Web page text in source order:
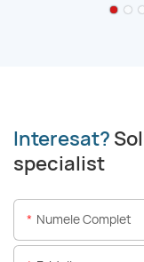
Interesat?
specialist
Numele Complet